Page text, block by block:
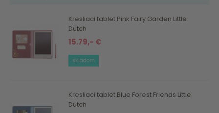
Kresliaci tablet Pink Fairy Garden Little
Dutch
15.79,- €
skladom
Kresliaci tablet Blue Forest Friends Little
Dutch